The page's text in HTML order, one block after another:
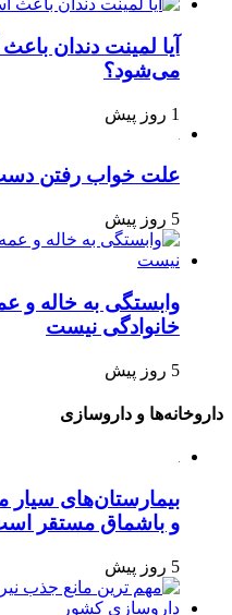
آیا لمینت دندان
می‌شود؟
1 روز پیش
علت خواب رفتن
5 روز پیش
وابستگی به خاله و
خانوادگی نیست
5 روز پیش
داروخانه‌ها و داروسازی
بیمارستان‌های
و باشماق مستقر
5 روز پیش